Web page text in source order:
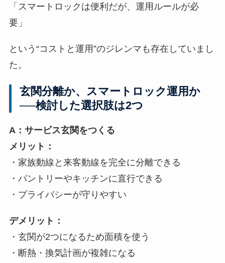
「スマートロックは便利だが、運用ルールが必
要」
という“コストと運用”のジレンマも存在していまし
た。
玄関分離か、スマートロック運用か
──検討した選択肢は2つ
A：サービス玄関をつくる
メリット：
・家族動線と来客動線を完全に分離できる
・パントリーやキッチンに直行できる
・プライバシーが守りやすい
デメリット：
・玄関が2つになるため面積を使う
・断熱・換気計画が複雑になる